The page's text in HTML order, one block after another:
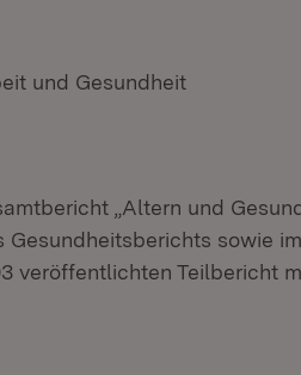
und Gesundheit
„Altern und
sowie
veröffentlichten Teilbericht